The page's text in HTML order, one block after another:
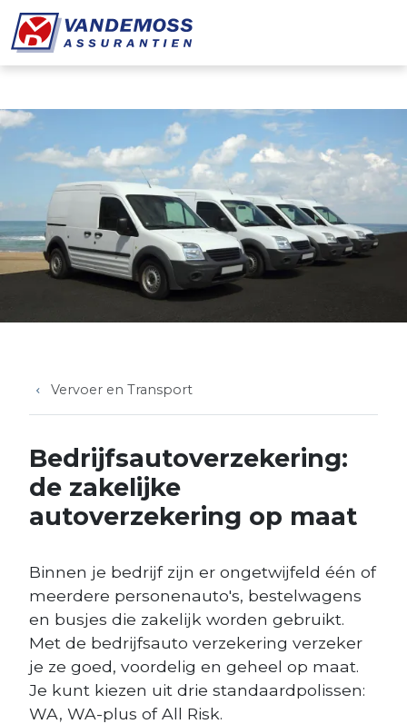
Overslaan en naar de inhoud gaan
Vervoer en Transport
Bedrijfsautoverzekering:
de zakelijke
autoverzekering op maat
Binnen je bedrijf zijn er ongetwijfeld één of
meerdere personenauto's, bestelwagens
en busjes die zakelijk worden gebruikt.
Met de bedrijfsauto verzekering verzeker
je ze goed, voordelig en geheel op maat.
Je kunt kiezen uit drie standaardpolissen:
WA, WA-plus of All Risk.